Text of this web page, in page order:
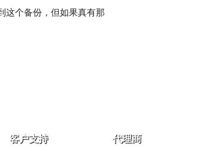
这个备份，但如果真有那
客户支持 代理商